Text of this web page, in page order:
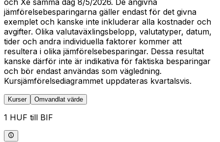
och Xe samma dag 8/5/2026. De angivna
jämförelsebesparingarna gäller endast för det givna
exemplet och kanske inte inkluderar alla kostnader och
avgifter. Olika valutaväxlingsbelopp, valutatyper, datum,
tider och andra individuella faktorer kommer att
resultera i olika jämförelsebesparingar. Dessa resultat
kanske därför inte är indikativa för faktiska besparingar
och bör endast användas som vägledning.
Kursjämförelsediagrammet uppdateras kvartalsvis.
Kurser Omvandlat värde
1 HUF till BIF